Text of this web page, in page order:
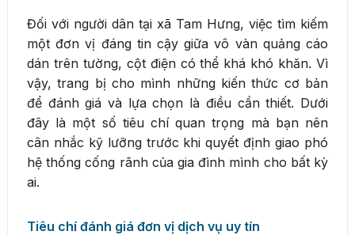
Đối với người dân tại xã Tam Hưng, việc tìm kiếm
một đơn vị đáng tin cậy giữa vô vàn quảng cáo
dán trên tường, cột điện có thể khá khó khăn. Vì
vậy, trang bị cho mình những kiến thức cơ bản
để đánh giá và lựa chọn là điều cần thiết. Dưới
đây là một số tiêu chí quan trọng mà bạn nên
cân nhắc kỹ lưỡng trước khi quyết định giao phó
hệ thống cống rãnh của gia đình mình cho bất kỳ
ai.
Tiêu chí đánh giá đơn vị dịch vụ uy tín